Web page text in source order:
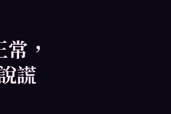
，
謊